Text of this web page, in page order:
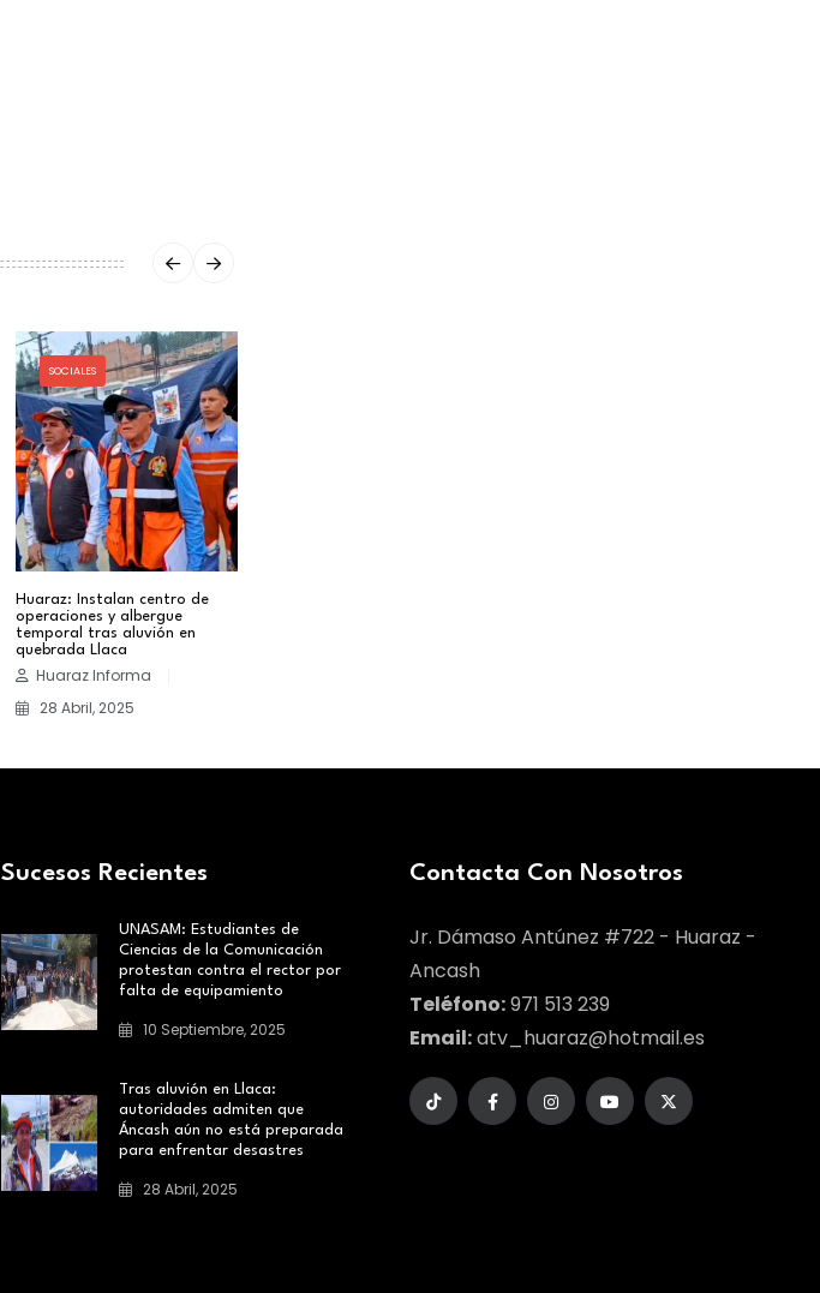
SOCIALES
Huaraz: Instalan centro de
operaciones y albergue
temporal tras aluvión en
quebrada Llaca
Huaraz Informa
28 Abril, 2025
Sucesos Recientes
UNASAM: Estudiantes de
Ciencias de la Comunicación
protestan contra el rector por
falta de equipamiento
10 Septiembre, 2025
Tras aluvión en Llaca:
autoridades admiten que
Áncash aún no está preparada
para enfrentar desastres
28 Abril, 2025
Contacta Con Nosotros
Jr. Dámaso Antúnez #722 - Huaraz -
Ancash
Teléfono:971 513 239
Email:atv_huaraz@hotmail.es